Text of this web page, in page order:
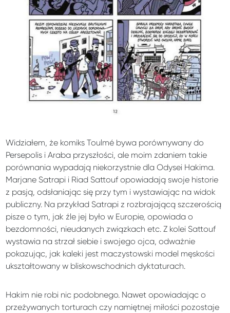
Widziałem, że komiks Toulmé bywa porównywany do
Persepolis i Araba przyszłości, ale moim zdaniem takie
porównania wypadają niekorzystnie dla Odysei Hakima.
Marjane Satrapi i Riad Sattouf opowiadają swoje historie
z pasją, odsłaniając się przy tym i wystawiając na widok
publiczny. Na przykład Satrapi z rozbrajającą szczerością
pisze o tym, jak źle jej było w Europie, opowiada o
bezdomności, nieudanych związkach etc. Z kolei Sattouf
wystawia na strzał siebie i swojego ojca, odważnie
pokazując, jak kaleki jest maczystowski model męskości
ukształtowany w bliskowschodnich dyktaturach.
Hakim nie robi nic podobnego. Nawet opowiadając o
przeżywanych torturach czy namiętnej miłości pozostaje